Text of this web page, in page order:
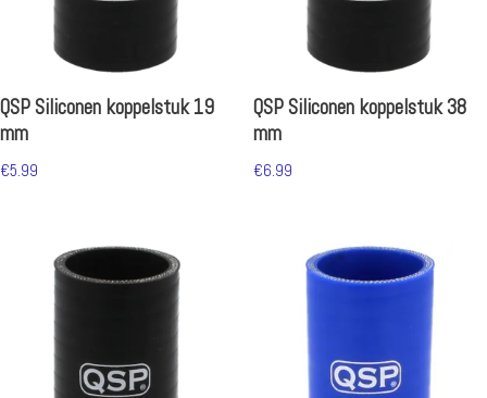
QSP Siliconen koppelstuk 19
mm
€5.99
QSP Siliconen koppelstuk 38
mm
€6.99